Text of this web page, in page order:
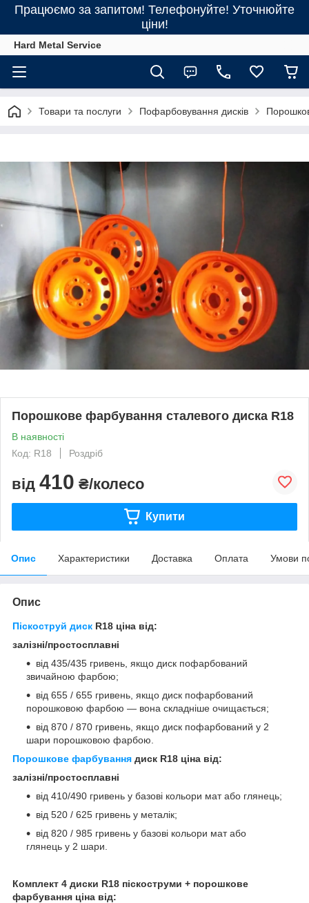
Працюємо за запитом! Телефонуйте! Уточнюйте
ціни!
Hard Metal Service
Товари та послуги Пофарбовування дисків
Порошкове фарбування сталевого диска R18
В наявності
Код: R18
Роздріб
від 410 ₴/колесо
Купити
Опис Характеристики Доставка Оплата Умови
Опис
Піскоструй диск R18 ціна від:
залізні/простосплавні
від 435/435 гривень, якщо диск пофарбований
звичайною фарбою;
від 655 / 655 гривень, якщо диск пофарбований
порошковою фарбою — вона складніше очищається;
від 870 / 870 гривень, якщо диск пофарбований у 2
шари порошковою фарбою.
Порошкове фарбування диск R18 ціна від:
залізні/простосплавні
від 410/490 гривень у базові кольори мат або глянець;
від 520 / 625 гривень у металік;
від 820 / 985 гривень у базові кольори мат або
глянець у 2 шари.
Комплект 4 диски R18 піскоструми + порошкове
фарбування ціна від: